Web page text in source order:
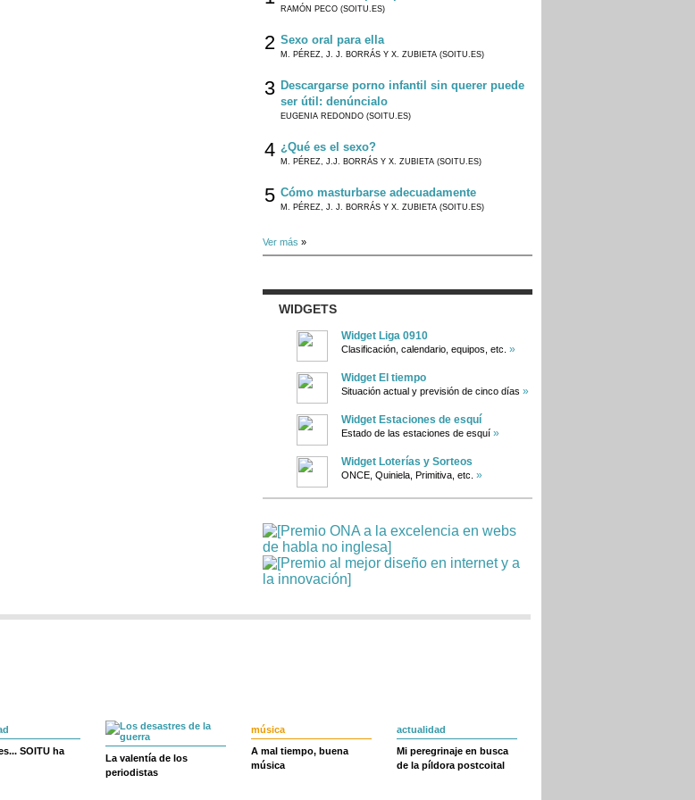
RAMÓN PECO (SOITU.ES)
2 Sexo oral para ella
M. PÉREZ, J. J. BORRÁS Y X. ZUBIETA (SOITU.ES)
3 Descargarse porno infantil sin querer puede
ser útil: denúncialo
EUGENIA REDONDO (SOITU.ES)
4 ¿Qué es el sexo?
M. PÉREZ, J.J. BORRÁS Y X. ZUBIETA (SOITU.ES)
5 Cómo masturbarse adecuadamente
M. PÉREZ, J. J. BORRÁS Y X. ZUBIETA (SOITU.ES)
Ver más »
WIDGETS
Widget Liga 0910
Clasificación, calendario, equipos, etc. »
Widget El tiempo
Situación actual y previsión de cinco días »
Widget Estaciones de esquí
Estado de las estaciones de esquí »
Widget Loterías y Sorteos
ONCE, Quiniela, Primitiva, etc. »
SOITU ha
La valentía de los
periodistas
música
A mal tiempo, buena
música
actualidad
Mi peregrinaje en busca
de la píldora postcoital